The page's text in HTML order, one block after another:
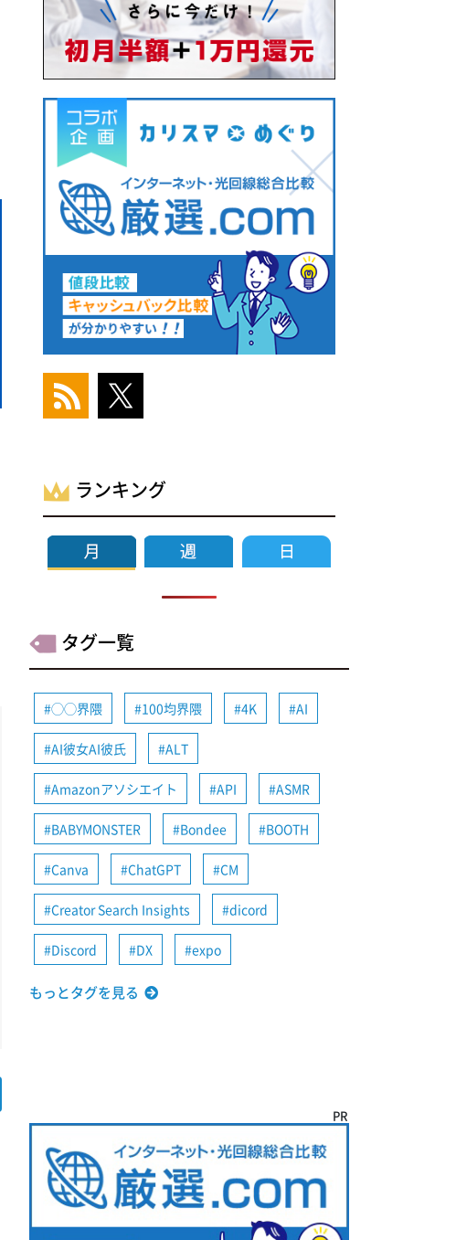
ランキング
タグ一覧
◯◯界隈 100均界隈 4K AI
AI彼女AI彼氏 ALT
Amazonアソシエイト API ASMR
BABYMONSTER Bondee BOOTH
Canva ChatGPT CM
Creator Search Insights dicord
Discord DX expo
もっとタグを見る
PR